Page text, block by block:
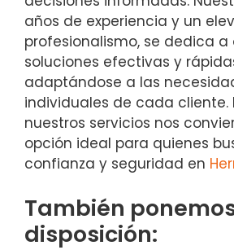
años de experiencia y un
profesionalismo, se dedica a
soluciones efectivas y
adaptándose a las
individuales de cada cliente.
nuestros servicios nos
opción ideal para quienes
confianza y seguridad en
También
disposición: